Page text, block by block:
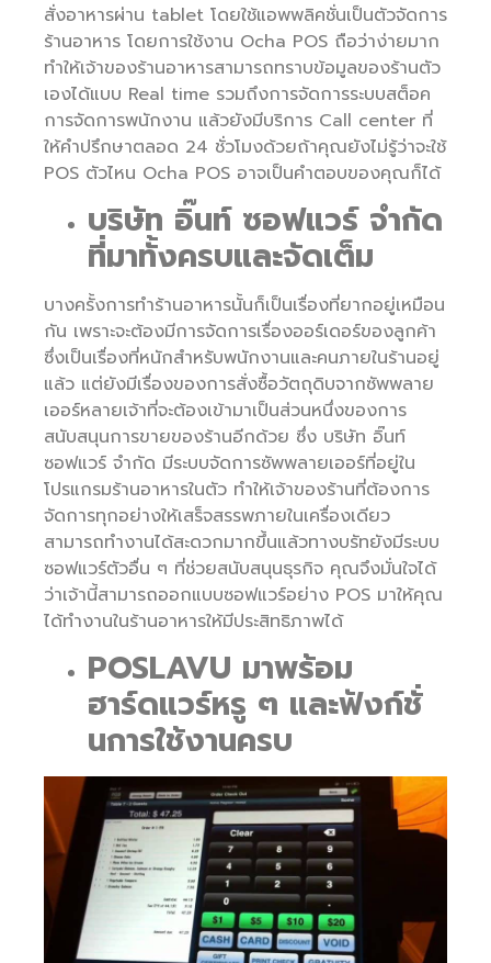
สั่งอาหารผ่าน tablet โดยใช้แอพพลิคชั่นเป็นตัวจัดการ
ร้านอาหาร โดยการใช้งาน Ocha POS ถือว่าง่ายมาก
ทำให้เจ้าของร้านอาหารสามารถทราบข้อมูลของร้านตัว
เองได้แบบ Real time รวมถึงการจัดการระบบสต็อค
การจัดการพนักงาน แล้วยังมีบริการ Call center ที่
ให้คำปรึกษาตลอด 24 ชั่วโมงด้วยถ้าคุณยังไม่รู้ว่าจะใช้
POS ตัวไหน Ocha POS อาจเป็นคำตอบของคุณก็ได้
บริษัท อิ๊นท์ ซอฟแวร์ จำกัด
ที่มาทั้งครบและจัดเต็ม
บางครั้งการทำร้านอาหารนั้นก็เป็นเรื่องที่ยากอยู่เหมือน
กัน เพราะจะต้องมีการจัดการเรื่องออร์เดอร์ของลูกค้า
ซึ่งเป็นเรื่องที่หนักสำหรับพนักงานและคนภายในร้านอยู่
แล้ว แต่ยังมีเรื่องของการสั่งซื้อวัตถุดิบจากซัพพลาย
เออร์หลายเจ้าที่จะต้องเข้ามาเป็นส่วนหนึ่งของการ
สนับสนุนการขายของร้านอีกด้วย ซึ่ง บริษัท อิ๊นท์
ซอฟแวร์ จำกัด มีระบบจัดการซัพพลายเออร์ที่อยู่ใน
โปรแกรมร้านอาหารในตัว ทำให้เจ้าของร้านที่ต้องการ
จัดการทุกอย่างให้เสร็จสรรพภายในเครื่องเดียว
สามารถทำงานได้สะดวกมากขึ้นแล้วทางบรัทยังมีระบบ
ซอฟแวร์ตัวอื่น ๆ ที่ช่วยสนับสนุนธุรกิจ คุณจึงมั่นใจได้
ว่าเจ้านี้สามารถออกแบบซอฟแวร์อย่าง POS มาให้คุณ
ได้ทำงานในร้านอาหารให้มีประสิทธิภาพได้
POSLAVU มาพร้อม
ฮาร์ดแวร์หรู ๆ และฟังก์ชั่
นการใช้งานครบ